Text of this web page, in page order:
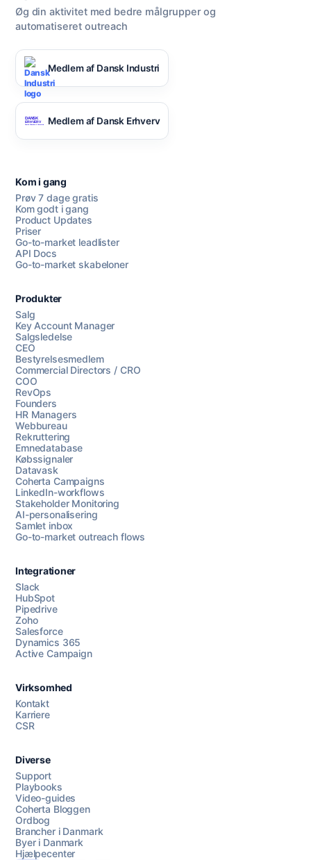
Chat med os
AI Campaign Assist
Øg din aktivitet med bedre målgrupper og
automatiseret outreach
Medlem af Dansk Industri
Medlem af Dansk Erhverv
Kom i gang
Prøv 7 dage gratis
Kom godt i gang
Product Updates
Priser
Go-to-market leadlister
API Docs
Go-to-market skabeloner
Produkter
Salg
Key Account Manager
Salgsledelse
CEO
Bestyrelsesmedlem
Commercial Directors / CRO
COO
RevOps
Founders
HR Managers
Webbureau
Rekruttering
Emnedatabase
Købssignaler
Datavask
Coherta Campaigns
LinkedIn-workflows
Stakeholder Monitoring
AI-personalisering
Samlet inbox
Go-to-market outreach flows
Integrationer
Slack
HubSpot
Pipedrive
Zoho
Salesforce
Dynamics 365
Active Campaign
Virksomhed
Kontakt
Karriere
CSR
Diverse
Support
Playbooks
Video-guides
Coherta Bloggen
Ordbog
Brancher i Danmark
Byer i Danmark
Hjælpecenter